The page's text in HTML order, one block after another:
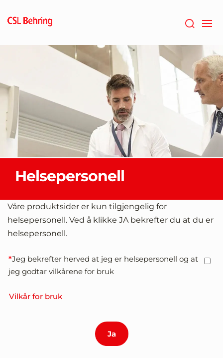
hovedinnholdet
Helsepersonell
Våre produktsider er kun tilgjengelig for
helsepersonell. Ved å klikke JA bekrefter du at du er
helsepersonell.
Jeg bekrefter herved at jeg er helsepersonell og at
jeg godtar vilkårene for bruk
Vilkår for bruk